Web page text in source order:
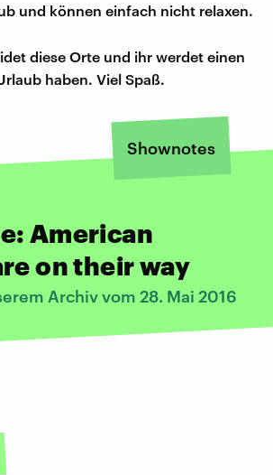
und können einfach nicht relaxen.
diese Orte und ihr werdet einen
haben. Viel Spaß.
Shownotes
American
on their way
Archiv vom 28. Mai 2016